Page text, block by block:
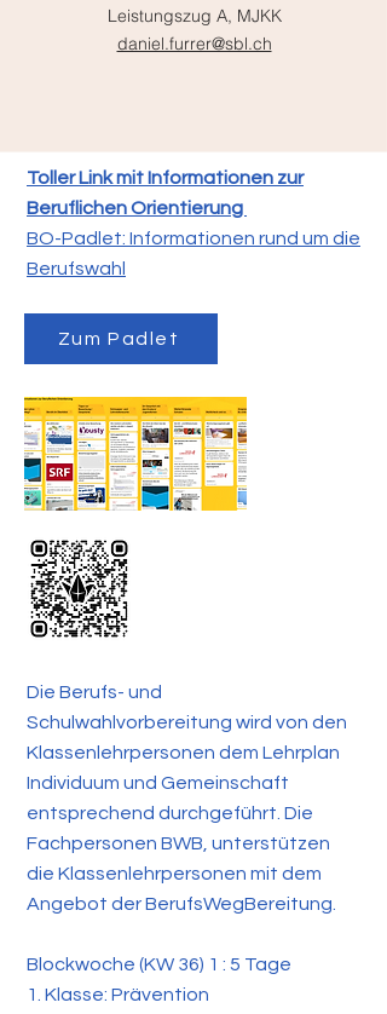
Leistungszug A, MJKK
daniel.furrer@sbl.ch
Toller Link mit Informationen zur
Beruflichen Orientierung
BO-Padlet: Informationen rund um die
Berufswahl
Die Berufs- und
Schulwahlvorbereitung wird von den
Klassenlehrpersonen dem Lehrplan
Individuum und Gemeinschaft
entsprechend durchgeführt. Die
Fachpersonen BWB, unterstützen
die Klassenlehrpersonen mit dem
Angebot der BerufsWegBereitung.
Blockwoche (KW 36) 1 : 5 Tage
1. Klasse: Prävention
Zum Padlet